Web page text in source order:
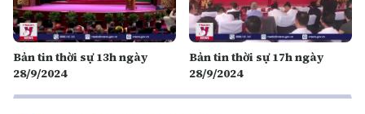
Bản tin thời sự 13h ngày
28/9/2024
Bản tin thời sự 17h ngày
28/9/2024